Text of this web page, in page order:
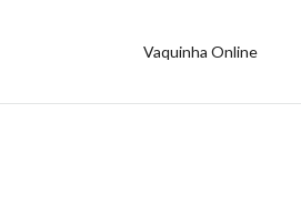
Vaquinha Online